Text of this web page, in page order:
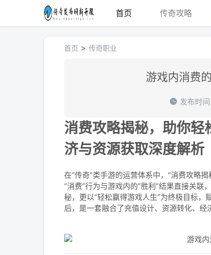
首页 传奇攻略
首页 > 传奇职业
游戏内消费
发布时
消费攻略揭秘，助你
济与资源获取深度解析
在“传奇”类手游的运营体系中，“消费攻略
“消费”行为与游戏内的“胜利”结果直接关
秘，更以“轻松赢得游戏人生”为终极目标，
后，是一套融合了充值设计、资源转化、经